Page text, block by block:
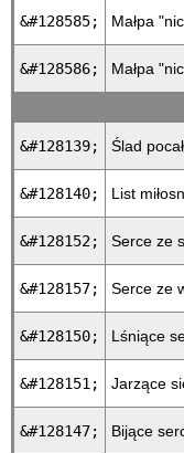
&#128585; Małpa
&#128586; Małpa
&#128139; Ślad
&#128140; List
&#128152; Serce ze
&#128157; Serce ze
&#128150; Lśniące
&#128151; Jarzące
&#128147; Bijące